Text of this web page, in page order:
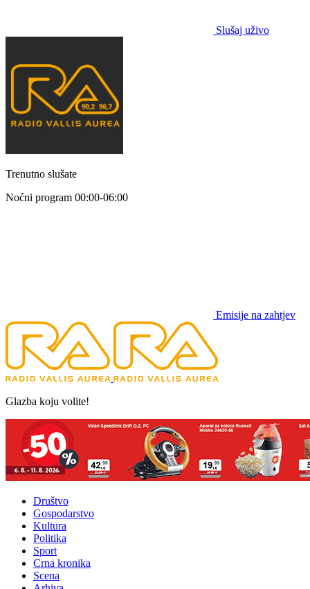
Slušaj uživo
Trenutno slušate
Noćni program 00:00-06:00
Emisije na zahtjev
Glazba koju volite!
Društvo
Gospodarstvo
Kultura
Politika
Sport
Crna kronika
Scena